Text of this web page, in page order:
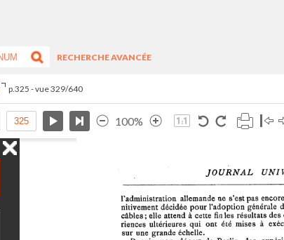
RECHERCHE AVANCÉE
p.325 - vue 329/640
100%